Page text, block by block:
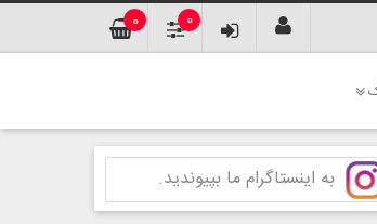
0 0
به اینستاگرام ما بپیوندید.